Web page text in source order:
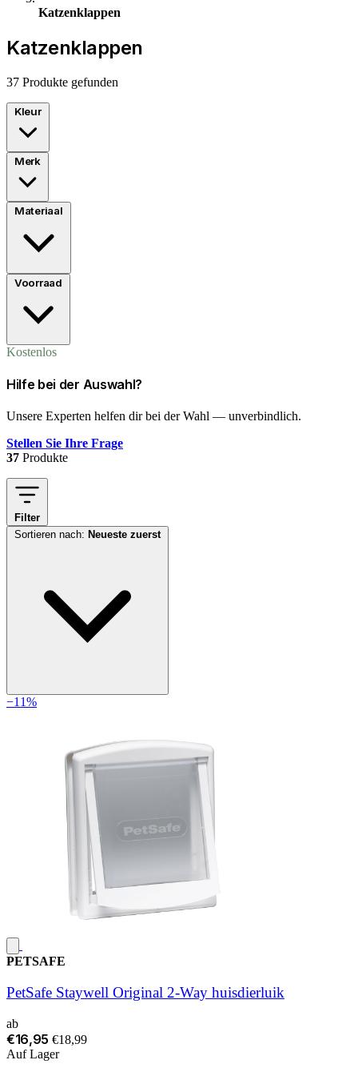
Katzenklappen
Katzenklappen
37 Produkte gefunden
Kleur
Merk
Materiaal
Voorraad
Kostenlos
Hilfe bei der Auswahl?
Unsere Experten helfen dir bei der Wahl — unverbindlich.
Stellen Sie Ihre Frage
37 Produkte
Filter
Sortieren nach: Neueste zuerst
−11%
PETSAFE
PetSafe Staywell Original 2-Way huisdierluik
ab
€16,95 €18,99
Auf Lager